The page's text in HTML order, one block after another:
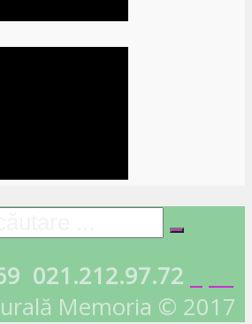
021.212.97.72
Memoria © 2017